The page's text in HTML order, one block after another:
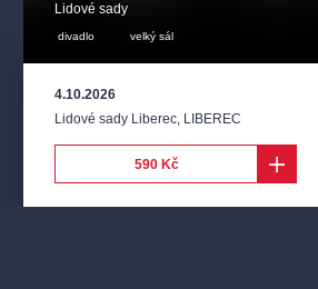
Lidové sady
divadlo velký sál
4.10.2026
Lidové sady Liberec, LIBEREC
590 Kč